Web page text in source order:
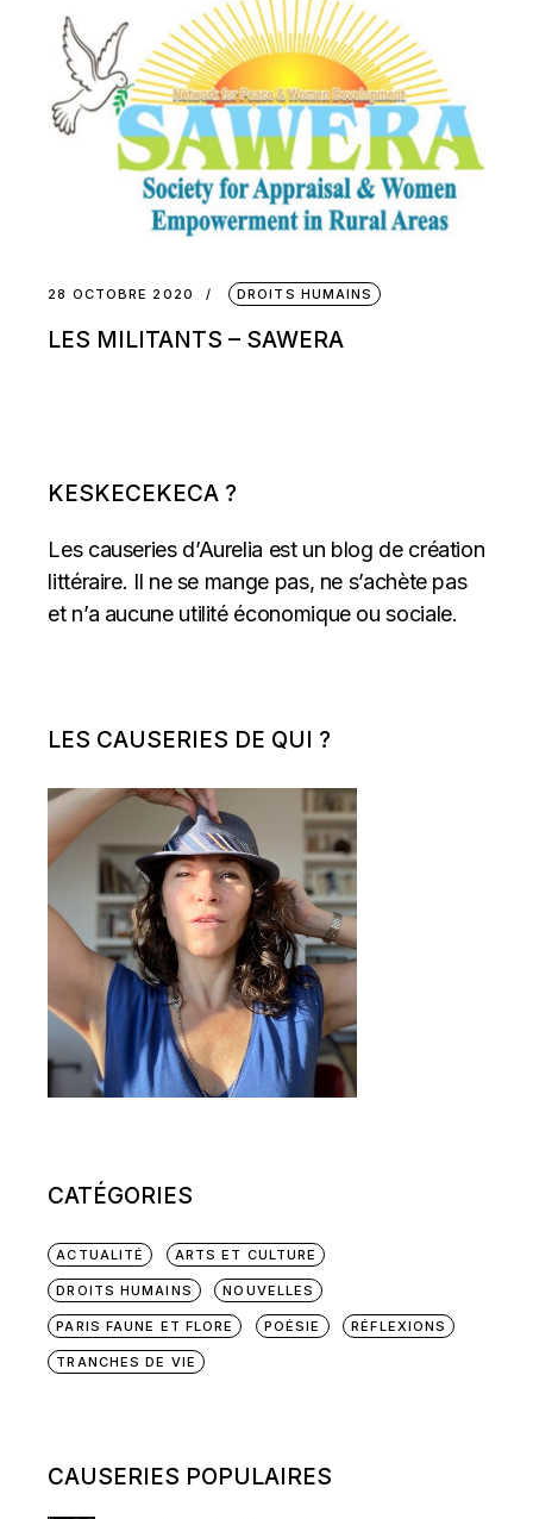
28 OCTOBRE 2020 DROITS HUMAINS
LES MILITANTS – SAWERA
KESKECEKECA ?
Les causeries d’Aurelia est un blog de création
littéraire. Il ne se mange pas, ne s’achète pas
et n’a aucune utilité économique ou sociale.
LES CAUSERIES DE QUI ?
CATÉGORIES
ACTUALITÉ ARTS ET CULTURE
DROITS HUMAINS NOUVELLES
PARIS FAUNE ET FLORE POÉSIE RÉFLEXIONS
TRANCHES DE VIE
CAUSERIES POPULAIRES